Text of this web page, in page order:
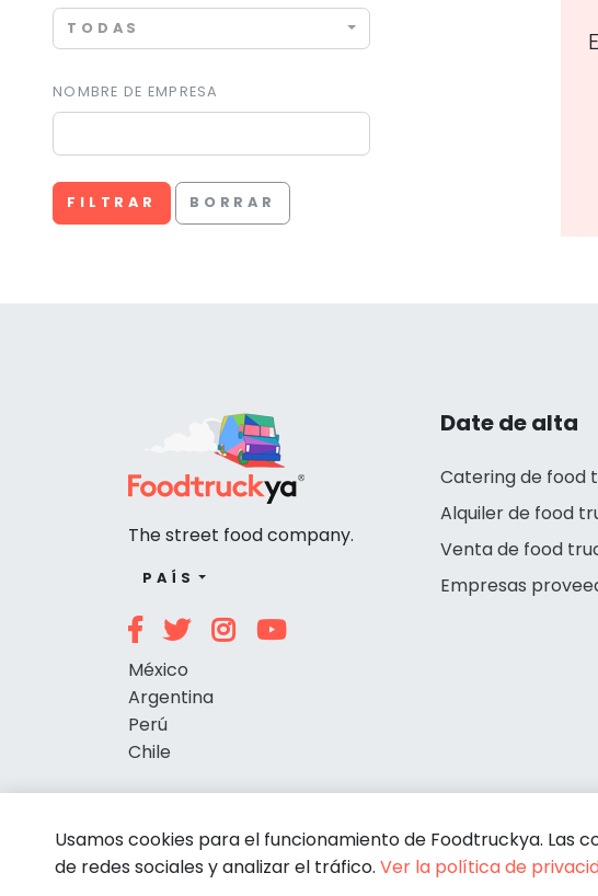
TODAS
NOMBRE DE EMPRESA
FILTRAR BORRAR
Date de alta
Catering de food
Alquiler de food
Venta de food
Empresas
The street food company.
PAÍS
México
Argentina
Perú
Chile
Usamos cookies para el funcionamiento de Foodtruckya. Las
de redes sociales y analizar el tráfico. Ver la política de